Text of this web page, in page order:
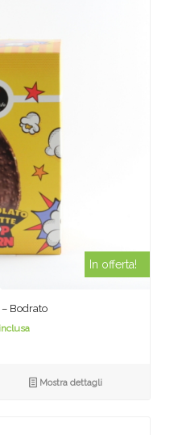
Bodrato
In offerta!
Mostra dettagli